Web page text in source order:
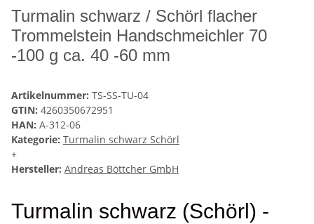
Turmalin schwarz / Schörl flacher
Trommelstein Handschmeichler 70
-100 g ca. 40 -60 mm
Artikelnummer: TS-SS-TU-04
GTIN: 4260350672951
HAN: A-312-06
Kategorie: Turmalin schwarz Schörl
+
Hersteller: Andreas Böttcher GmbH
Turmalin schwarz (Schörl) -